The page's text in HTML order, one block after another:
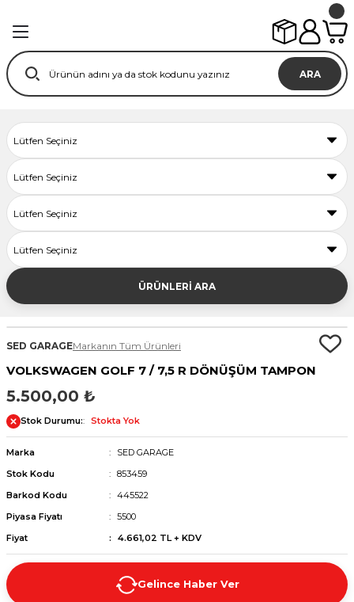
ARA
ÜRÜNLERİ ARA
SED GARAGEMarkanın Tüm Ürünleri
VOLKSWAGEN GOLF 7 / 7,5 R DÖNÜŞÜM TAMPON
5.500,00 ₺
Stok Durumu: Stokta Yok
Marka
SED GARAGE
Stok Kodu
853459
Barkod Kodu
445522
Piyasa Fiyatı
5500
Fiyat
4.661,02 TL + KDV
Gelince Haber Ver